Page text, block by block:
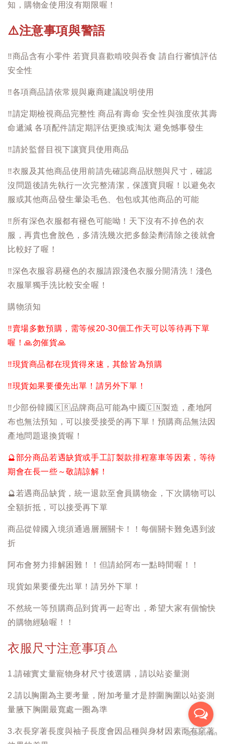
知，購物金使用沒有期限喔！
⚠️注意事項與警語
‼️商品含有小零件 若寶貝喜歡啃咬與吞食 請自行審慎評估
安全性
‼️各項商品請依常規與廠商建議說明使用
‼️請定期檢視商品完整性 商品有壽命 安全性與強度依其壽
命遞減 各項配件請定期評估更換或淘汰 避免憾事發生
‼️請於監督目視下讓寶貝使用商品
‼️衣服及其他商品使用前請先確認商品狀態與尺寸，確認
沒問題後請先執行一次完整清潔，保護寶貝喔！以避免衣
服或其他商品發生暈染毛色、包包或其他商品的可能
‼️ 所有深色衣服都有褪色可能呦！天下沒有不掉色的衣
服，再貴也會脫色，多清洗幾次把多餘染劑清除之後就會
比較好了喔！
‼️深色衣服容易褪色的衣服請跟淺色衣服分開清洗！淺色
衣服單獨手洗比較安全喔！
購物須知
‼️賣場多數預購，需等候20-30個工作天可以等待再下單
喔！🙏勿催貨🙏
‼️現貨商品都在現貨得來速，其餘皆為預購
‼️現貨如果要優先出單！請另外下單！
‼️少部份韓國 🇰🇷品牌商品可能為中國🇨🇳製造，產地阿
布也無法預知，可以接受接受的再下單！預購商品無法因
產地問題退換貨喔！
🔮部分商品若遇缺貨或手工訂製款排程塞車等因素，等待
期會在長一些～敬請諒解！
🔮 若遇商品缺貨，統一退款至會員購物金，下次購物可以
全額折抵，可以接受再下單
商品從韓國入境須通過層層關卡！！每個關卡難免遇到波
折
阿布會努力排解困難！！但請給阿布一點時間喔！！
現貨如果要優先出單！請另外下單！
不然統一等預購商品到貨再一起寄出，希望大家有個愉快
的購物經驗喔！！
衣服尺寸注意事項⚠️
1.請確實丈量寵物身材尺寸後選購，請以站姿量測
2.請以胸圍為主要考量，附加考量才是脖圍胸圍以站姿測
量腋下胸圍最寬處一圈為準
3.衣長穿著長度與袖子長度會因品種與身材因素而有穿著